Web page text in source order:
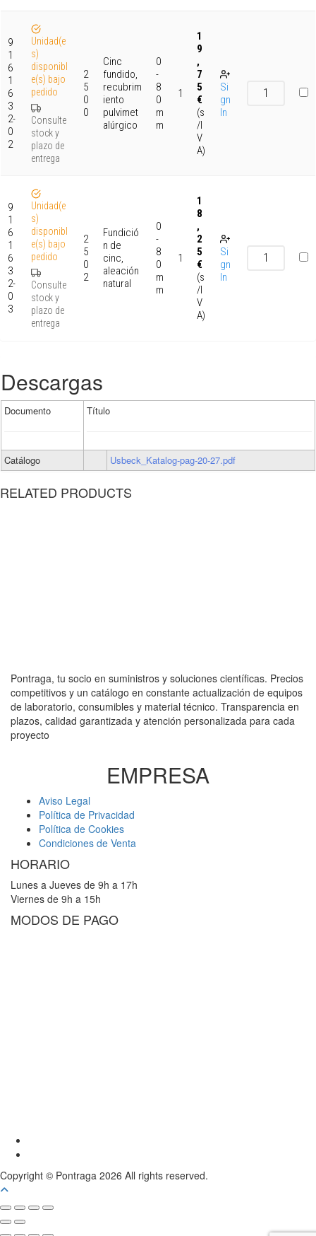
9
1
6
1
6
3
2-
0
2
Unidad(e
s)
disponibl
e(s) bajo
pedido
Consulte
stock y
plazo de
entrega
2
5
0
0
Cinc
fundido,
recubrim
iento
pulvimet
alúrgico
0
-
8
0
m
m
1
1
9
,
7
5
€
(s
/I
V
A)
Si
gn
In
9
1
6
1
6
3
2-
0
3
Unidad(e
s)
disponibl
e(s) bajo
pedido
Consulte
stock y
plazo de
entrega
2
5
0
2
Fundició
n de
cinc,
aleación
natural
0
-
8
0
m
m
1
1
8
,
2
5
€
(s
/I
V
A)
Si
gn
In
Descargas
Documento Título
Catálogo Usbeck_Katalog-pag-20-27.pdf
RELATED PRODUCTS
Pontraga, tu socio en suministros y soluciones científicas. Precios
competitivos y un catálogo en constante actualización de equipos
de laboratorio, consumibles y material técnico. Transparencia en
plazos, calidad garantizada y atención personalizada para cada
proyecto
EMPRESA
Aviso Legal
Política de Privacidad
Política de Cookies
Condiciones de Venta
HORARIO
Lunes a Jueves de 9h a 17h
Viernes de 9h a 15h
MODOS DE PAGO
Copyright © Pontraga 2026 All rights reserved.